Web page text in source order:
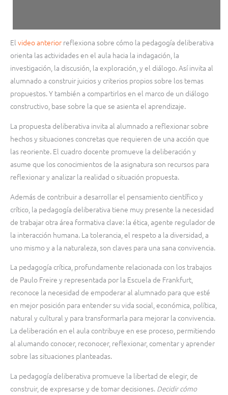
El video anterior reflexiona sobre cómo la pedagogía deliberativa
orienta las actividades en el aula hacia la indagación, la
investigación, la discusión, la exploración, y el diálogo. Así invita al
alumnado a construir juicios y criterios propios sobre los temas
propuestos. Y también a compartirlos en el marco de un diálogo
constructivo, base sobre la que se asienta el aprendizaje.
La propuesta deliberativa invita al alumnado a reflexionar sobre
hechos y situaciones concretas que requieren de una acción que
las reoriente. El cuadro docente promueve la deliberación y
asume que los conocimientos de la asignatura son recursos para
reflexionar y analizar la realidad o situación propuesta.
Además de contribuir a desarrollar el pensamiento científico y
crítico, la pedagogía deliberativa tiene muy presente la necesidad
de trabajar otra área formativa clave: la ética, agente regulador de
la interacción humana. La tolerancia, el respeto a la diversidad, a
uno mismo y a la naturaleza, son claves para una sana convivencia.
La pedagogía crítica, profundamente relacionada con los trabajos
de Paulo Freire y representada por la Escuela de Frankfurt,
reconoce la necesidad de empoderar al alumnado para que esté
en mejor posición para entender su vida social, económica, política,
natural y cultural y para transformarla para mejorar la convivencia.
La deliberación en el aula contribuye en ese proceso, permitiendo
al alumando conocer, reconocer, reflexionar, comentar y aprender
sobre las situaciones planteadas.
La pedagogía deliberativa promueve la libertad de elegir, de
construir, de expresarse y de tomar decisiones. Decidir cómo